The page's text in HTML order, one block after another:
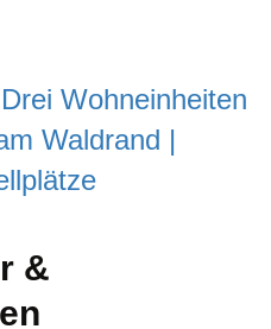
Wohneinheiten
Waldrand |
&